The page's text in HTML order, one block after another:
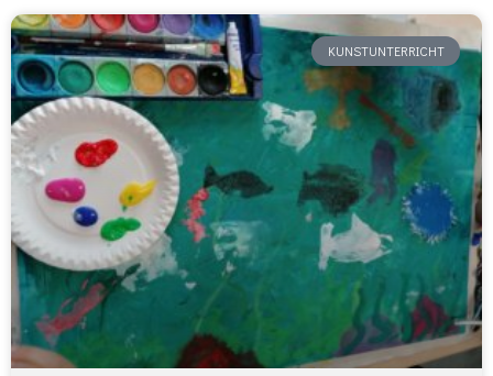
KUNSTUNTERRICHT